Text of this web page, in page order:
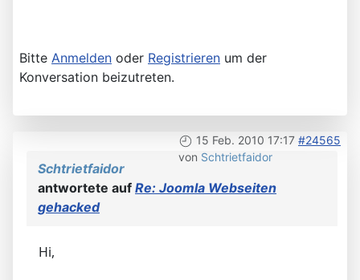
Bitte Anmelden oder Registrieren um der
Konversation beizutreten.
15 Feb. 2010 17:17 #24565
von Schtrietfaidor
Schtrietfaidor
antwortete auf Re: Joomla Webseiten
gehacked
Hi,